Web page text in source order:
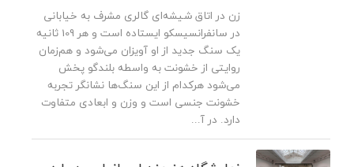
زن در اتاق شیشه‌ای گالری مشرف به خیابانی
در سانفرانسیسکو ایستاده است و هر 109 ثانیه
یک سنگ جدید از او آویزان می‌شود و هم‌زمان
روایتی از خشونت به واسطه بلندگو پخش
می‌شود هرکدام از این سنگ‌ها نشانگر تجربه
خشونت جنسی است و وزن و ابعادی متفاوت
دارد. در آ...